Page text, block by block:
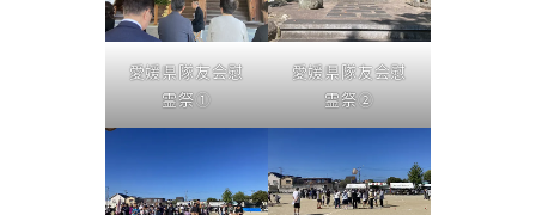
愛媛県隊友会慰
霊祭①
愛媛県隊友会慰
霊祭②